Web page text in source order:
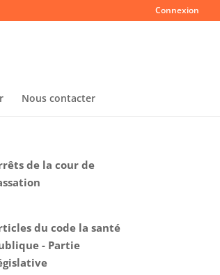
Connexion
Nous contacter
de la cour de
du code la santé
- Partie